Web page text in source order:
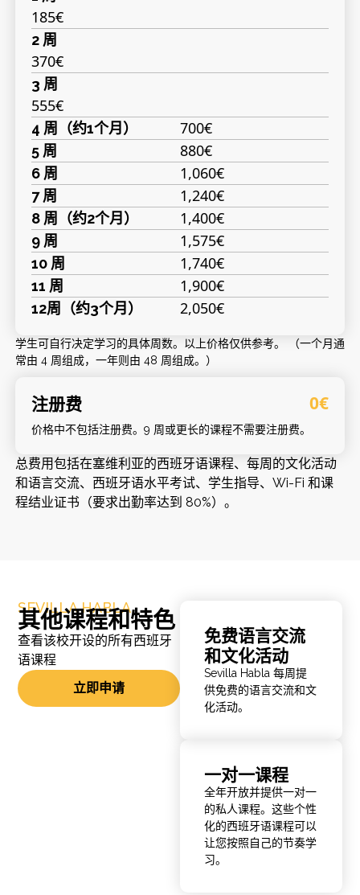
185€
2 周
370€
3 周
555€
4 周（约1个月） 700€
5 周 880€
6 周 1,060€
7 周 1,240€
8 周（约2个月） 1,400€
9 周 1,575€
10 周 1,740€
11 周 1,900€
12周（约3个月） 2,050€
学生可自行决定学习的具体周数。以上价格仅供参考。 （一个月通
常由 4 周组成，一年则由 48 周组成。）
注册费 0€
价格中不包括注册费。9 周或更长的课程不需要注册费。
总费用包括在塞维利亚的西班牙语课程、每周的文化活动
和语言交流、西班牙语水平考试、学生指导、Wi-Fi 和课
程结业证书（要求出勤率达到 80%）。
SEVILLA HABLA
其他课程和特色
查看该校开设的所有西班牙
语课程
立即申请
免费语言交流
和文化活动
Sevilla Habla 每周提
供免费的语言交流和文
化活动。
一对一课程
全年开放并提供一对一
的私人课程。这些个性
化的西班牙语课程可以
让您按照自己的节奏学
习。